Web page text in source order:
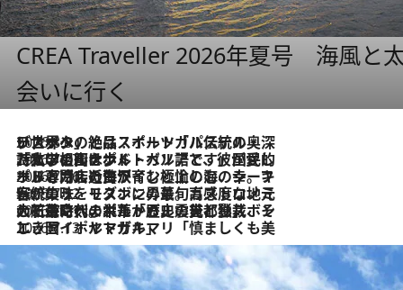
CREA Traveller 2026年夏号 海風と
会いに行く
2026.8.8
リスボンの絶品スイーツ「パステル・デ・ナタ」とは？ポルトガル伝統の奥深い世界へ
2026.7.27
「私の祖国はポルトガル語です」国民的詩人フェルナンド・ペソアと、彼が愛した文学の街を歩く
2026.7.26
ポルトガル近海が育む極上の海の幸。キリリと冷えた白ワインと愉しむ、シーフード専門店の贅沢
2026.7.22
伝統の味をモダンに昇華。高感度な地元客が集う、リスボンの最旬ガストロノミー
2026.7.21
大航海時代の栄華から、震災、独裁、そして革命へ。ポルトガル・首都リスボンの石畳に刻まれた「歴史の光と影」
2026.7.13
エッセイ・ヤマザキマリ「慎ましくも美しき国 ポルトガル」